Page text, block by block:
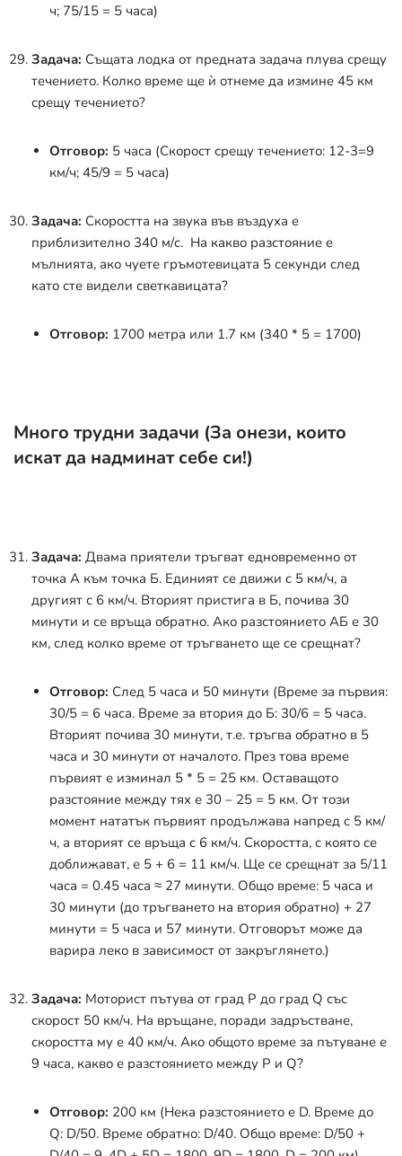
ч; 75/15 = 5 часа)
Задача: Същата лодка от предната задача плува срещу
течението. Колко време ще ѝ отнеме да измине 45 км
срещу течението?
Отговор: 5 часа (Скорост срещу течението: 12-3=9
км/ч; 45/9 = 5 часа)
Задача: Скоростта на звука във въздуха е
приблизително 340 м/с. На какво разстояние е
мълнията, ако чуете гръмотевицата 5 секунди след
като сте видели светкавицата?
Отговор: 1700 метра или 1.7 км (340 * 5 = 1700)
Много трудни задачи (За онези, които
искат да надминат себе си!)
Задача: Двама приятели тръгват едновременно от
точка А към точка Б. Единият се движи с 5 км/ч, а
другият с 6 км/ч. Вторият пристига в Б, почива 30
минути и се връща обратно. Ако разстоянието АБ е 30
км, след колко време от тръгването ще се срещнат?
Отговор: След 5 часа и 50 минути (Време за първия:
30/5 = 6 часа. Време за втория до Б: 30/6 = 5 часа.
Вторият почива 30 минути, т.е. тръгва обратно в 5
часа и 30 минути от началото. През това време
първият е изминал 5 * 5 = 25 км. Оставащото
разстояние между тях е 30 – 25 = 5 км. От този
момент нататък първият продължава напред с 5 км/
ч, а вторият се връща с 6 км/ч. Скоростта, с която се
доближават, е 5 + 6 = 11 км/ч. Ще се срещнат за 5/11
часа = 0.45 часа ≈ 27 минути. Общо време: 5 часа и
30 минути (до тръгването на втория обратно) + 27
минути = 5 часа и 57 минути. Отговорът може да
варира леко в зависимост от закръглянето.)
Задача: Моторист пътува от град P до град Q със
скорост 50 км/ч. На връщане, поради задръстване,
скоростта му е 40 км/ч. Ако общото време за пътуване е
9 часа, какво е разстоянието между P и Q?
Отговор: 200 км (Нека разстоянието е D. Време до
Q: D/50. Време обратно: D/40. Общо време: D/50 +